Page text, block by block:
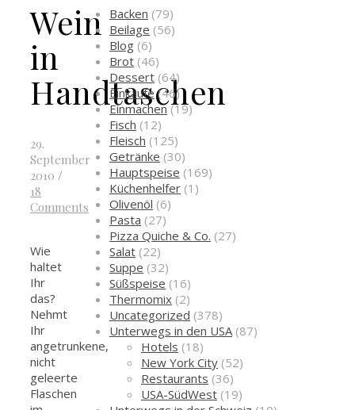
Wein
in
Handtaschen
29.
September
2010 /
18
Comments
Wie
haltet
Ihr
das?
Nehmt
Ihr
angetrunkene,
nicht
geleerte
Flaschen
Backen (79)
Beilage (56)
Blog (6)
Brot (46)
Dessert (64)
Einkäufe(46)
Einmachen(19)
Fisch (12)
Fleisch (125)
Getränke (30)
Hauptspeise (169)
Küchenhelfer (1)
Olivenöl (6)
Pasta (27)
Pizza Quiche & Co. (27)
Salat (22)
Suppe (32)
Süßspeise (16)
Thermomix (2)
Uncategorized (378)
Unterwegs in den USA(87)
Hotels (18)
New York City (52)
Restaurants (36)
USA-SüdWest (19)